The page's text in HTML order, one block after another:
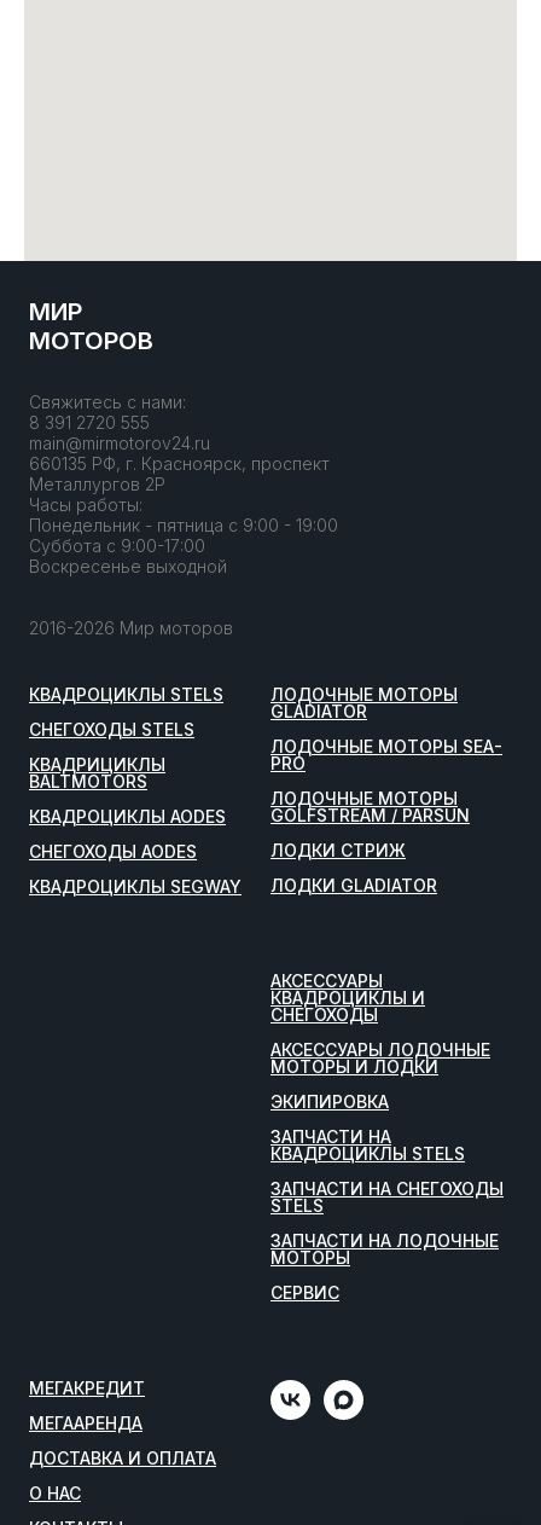
МИР
МОТОРОВ
Свяжитесь с нами:
8 391 2720 555
main@mirmotorov24.ru
660135 РФ, г. Красноярск, проспект
Металлургов 2Р
Часы работы:
Понедельник - пятница с 9:00 - 19:00
Суббота с 9:00-17:00
Воскресенье выходной
2016-2026 Мир моторов
КВАДРОЦИКЛЫ STELS
СНЕГОХОДЫ STELS
КВАДРИЦИКЛЫ
BALTMOTORS
КВАДРОЦИКЛЫ AODES
СНЕГОХОДЫ AODES
КВАДРОЦИКЛЫ SEGWAY
ЛОДОЧНЫЕ МОТОРЫ
GLADIATOR
ЛОДОЧНЫЕ МОТОРЫ SEA-
PRO
ЛОДОЧНЫЕ МОТОРЫ
GOLFSTREAM / PARSUN
ЛОДКИ СТРИЖ
ЛОДКИ GLADIATOR
АКСЕССУАРЫ
КВАДРОЦИКЛЫ И
СНЕГОХОДЫ
АКСЕССУАРЫ ЛОДОЧНЫЕ
МОТОРЫ И ЛОДКИ
ЭКИПИРОВКА
ЗАПЧАСТИ НА
КВАДРОЦИКЛЫ STELS
ЗАПЧАСТИ НА СНЕГОХОДЫ
STELS
ЗАПЧАСТИ НА ЛОДОЧНЫЕ
МОТОРЫ
СЕРВИС
МЕГАКРЕДИТ
МЕГААРЕНДА
ДОСТАВКА И ОПЛАТА
О НАС